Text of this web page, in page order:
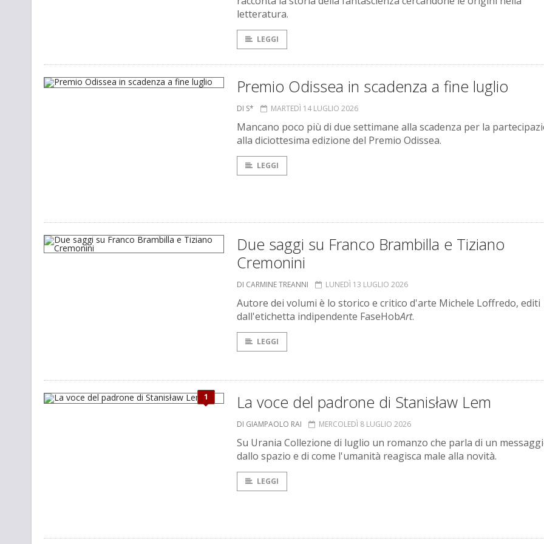
letteratura.
LEGGI
Premio Odissea in scadenza a fine luglio
DI S* MARTEDÌ 14 LUGLIO 2026
Mancano poco più di due settimane alla scadenza per la
alla diciottesima edizione del Premio Odissea.
LEGGI
Due saggi su Franco Brambilla e Tiziano
Cremonini
DI CARMINE TREANNI LUNEDÌ 13 LUGLIO 2026
Autore dei volumi è lo storico e critico d'arte Michele Loffredo, editi
dall'etichetta indipendente FaseHobArt.
LEGGI
1 La voce del padrone di Stanisław Lem
DI GIAMPAOLO RAI MERCOLEDÌ 8 LUGLIO 2026
Su Urania Collezione di luglio un romanzo che parla di un
dallo spazio e di come l'umanità reagisca male alla novità.
LEGGI